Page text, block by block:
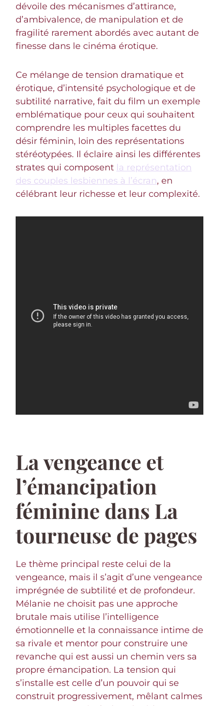
dévoile des mécanismes d’attirance,
d’ambivalence, de manipulation et de
fragilité rarement abordés avec autant de
finesse dans le cinéma érotique.
Ce mélange de tension dramatique et
érotique, d’intensité psychologique et de
subtilité narrative, fait du film un exemple
emblématique pour ceux qui souhaitent
comprendre les multiples facettes du
désir féminin, loin des représentations
stéréotypées. Il éclaire ainsi les différentes
strates qui composent la représentation
des couples lesbiennes à l’écran, en
célébrant leur richesse et leur complexité.
La vengeance et
l’émancipation
féminine dans La
tourneuse de pages
Le thème principal reste celui de la
vengeance, mais il s’agit d’une vengeance
imprégnée de subtilité et de profondeur.
Mélanie ne choisit pas une approche
brutale mais utilise l’intelligence
émotionnelle et la connaissance intime de
sa rivale et mentor pour construire une
revanche qui est aussi un chemin vers sa
propre émancipation. La tension qui
s’installe est celle d’un pouvoir qui se
construit progressivement, mêlant calmes